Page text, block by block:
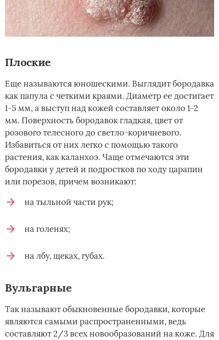
Плоские
Еще называются юношескими. Выглядит бородавка
как папула с четкими краями. Диаметр ее достигает
1-5 мм, а выступ над кожей составляет около 1-2
мм. Поверхность бородавок гладкая, цвет от
розового телесного до светло-коричневого.
Избавиться от них легко с помощью такого
растения, как каланхоэ. Чаще отмечаются эти
бородавки у детей и подростков по ходу царапин
или порезов, причем возникают:
на тыльной части рук;
на голенях;
на лбу, щеках, губах.
Вульгарные
Так называют обыкновенные бородавки, которые
являются самыми распространенными, ведь
составляют 2/3 всех новообразований на коже. Для